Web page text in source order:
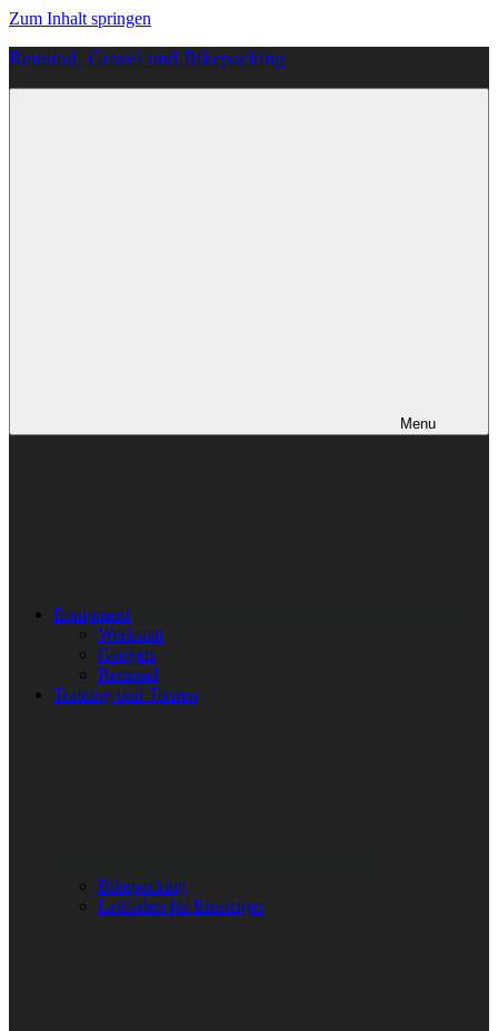
Zum Inhalt springen
Rennrad, Gravel und Bikepacking
Menu
Equipment
Werkstatt
Gadgets
Rennrad
Training und Touren
Bikepacking
Leitfaden für Einsteiger